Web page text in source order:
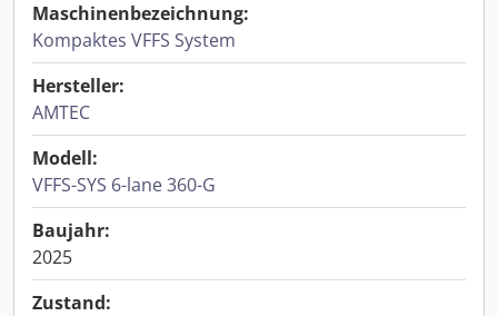
Maschinenbezeichnung:
Kompaktes VFFS System
Hersteller:
AMTEC
Modell:
VFFS-SYS 6-lane 360-G
Baujahr:
2025
Zustand: